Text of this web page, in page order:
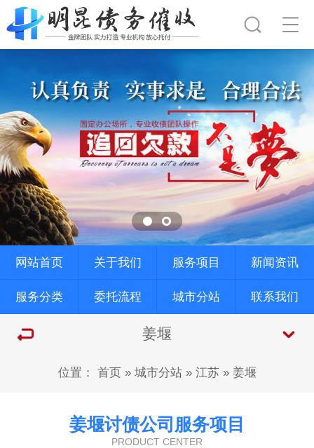
网站首页 关于我们 服务项目 新闻资讯
服务分类 委托流程 城市分站 联系我们
姜堰
位置： 首页» 城市分站» 江苏» 姜堰
姜堰讨债公司服务项目
PRODUCT CENTER